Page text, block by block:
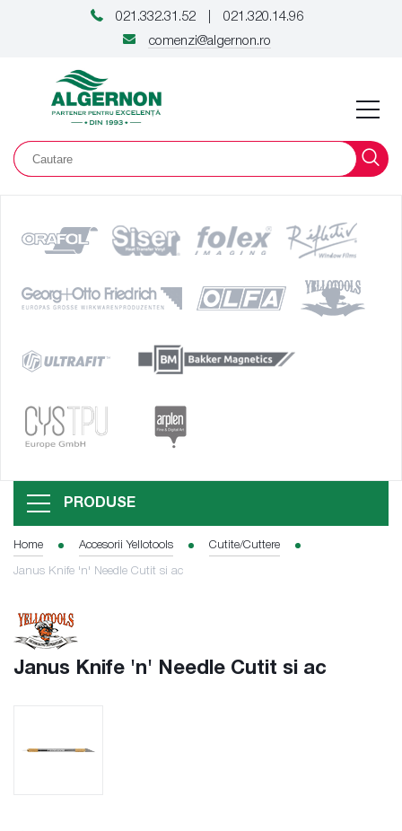
021.332.31.52
021.320.14.96
comenzi@algernon.ro
PRODUSE
Home Accesorii Yellotools Cutite/Cuttere
Janus Knife 'n' Needle Cutit si ac
Janus Knife 'n' Needle Cutit si ac